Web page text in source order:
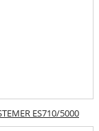
ES710/5000